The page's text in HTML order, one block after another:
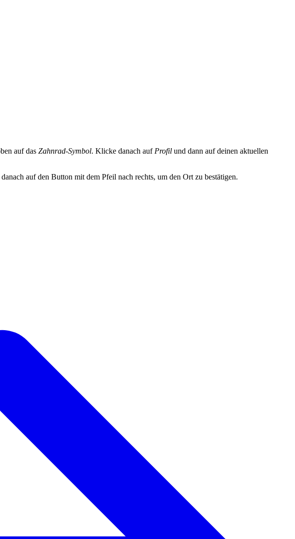
auf das Zahnrad-Symbol. Klicke danach auf Profil und dann auf deinen aktuellen
auf den Button mit dem Pfeil nach rechts, um den Ort zu bestätigen.